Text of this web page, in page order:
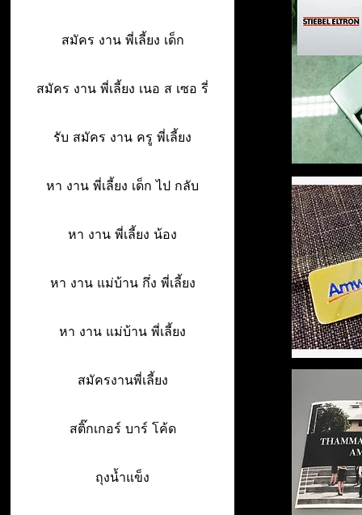
สมัคร งาน พี่เลี้ยง เด็ก
สมัคร งาน พี่เลี้ยง เนอ ส เซอ รี่
รับ สมัคร งาน ครู พี่เลี้ยง
หา งาน พี่เลี้ยง เด็ก ไป กลับ
หา งาน พี่เลี้ยง น้อง
หา งาน แม่บ้าน กึ่ง พี่เลี้ยง
หา งาน แม่บ้าน พี่เลี้ยง
สมัครงานพี่เลี้ยง
สติ๊กเกอร์ บาร์ โค้ด
ถุงน้ำแข็ง